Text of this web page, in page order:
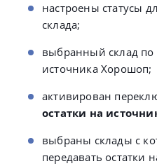
настроены статусы
склада;
выбранный склад
источника Хорошоп;
активирован
остатки на
выбраны склады с
передавать остатки